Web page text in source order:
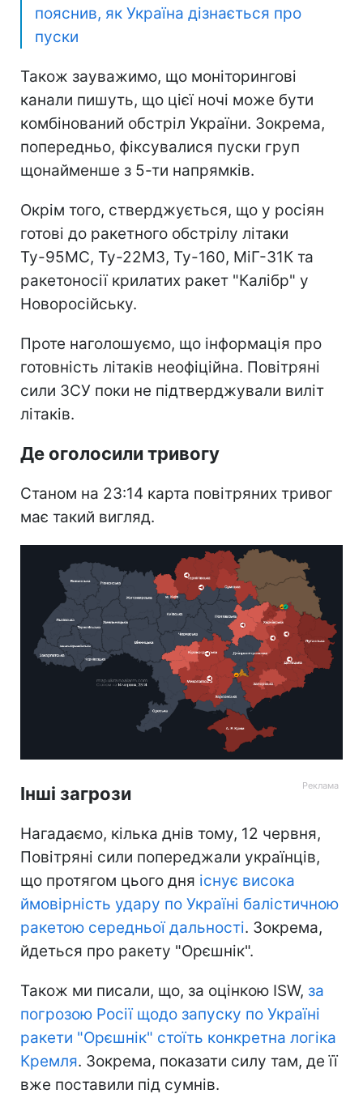
пояснив, як Україна дізнається про
пуски
Також зауважимо, що моніторингові
канали пишуть, що цієї ночі може бути
комбінований обстріл України. Зокрема,
попередньо, фіксувалися пуски груп
щонайменше з 5-ти напрямків.
Окрім того, стверджується, що у росіян
готові до ракетного обстрілу літаки
Ту-95МС, Ту-22М3, Ту-160, МіГ-31К та
ракетоносії крилатих ракет "Калібр" у
Новоросійську.
Проте наголошуємо, що інформація про
готовність літаків неофіційна. Повітряні
сили ЗСУ поки не підтверджували виліт
літаків.
Де оголосили тривогу
Станом на 23:14 карта повітряних тривог
має такий вигляд.
Інші загрози
Нагадаємо, кілька днів тому, 12 червня,
Повітряні сили попереджали українців,
що протягом цього дня існує висока
ймовірність удару по Україні балістичною
ракетою середньої дальності. Зокрема,
йдеться про ракету "Орєшнік".
Також ми писали, що, за оцінкою ISW, за
погрозою Росії щодо запуску по Україні
ракети "Орєшнік" стоїть конкретна логіка
Кремля. Зокрема, показати силу там, де її
вже поставили під сумнів.